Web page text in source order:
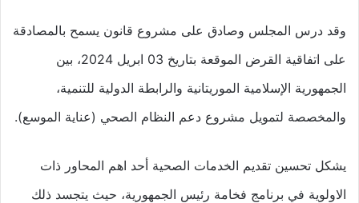
وقد درس المجلس وصادق على مشروع قانون يسمح بالمصادقة
على اتفاقية القرض الموقعة بتاريخ 03 ابريل 2024، بين
الجمهورية الإسلامية الموريتانية والرابطة الدولية للتنمية،
والمخصصة لتمويل مشروع دعم النظام الصحي (عناية الموسع).
يشكل تحسين تقديم الخدمات الصحية أحد اهم المحاور ذات
الاولوية في برنامج فخامة رئيس الجمهورية، حيث يتجسد ذلك